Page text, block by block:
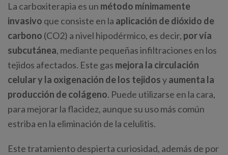
La carboxiterapia es un método mínimamente
invasivo que consiste en la aplicación de dióxido de
carbono (CO2) a nivel hipodérmico, es decir, por vía
subcutánea, mediante pequeñas infiltraciones en los
tejidos afectados. Este gas mejora la circulación
celular y la oxigenación de los tejidosyaumenta la
producción de colágeno. Puede utilizarse en la cara,
para mejorar la flacidez, aunque su uso más común
estriba en la eliminación de la celulitis.
Este tratamiento despierta curiosidad, además de por